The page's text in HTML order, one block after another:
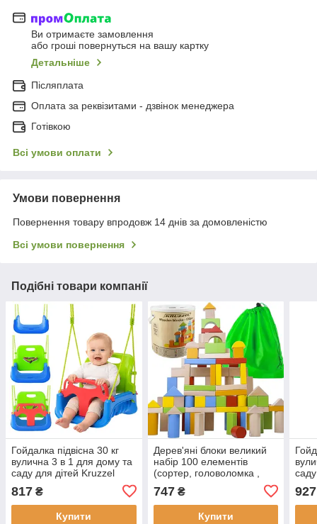
Ви отримаєте замовлення
або гроші повернуться на вашу картку
Детальніше
Післяплата
Оплата за реквізитами - дзвінок менеджера
Готівкою
Всі умови оплати
Умови повернення
Повернення товару впродовж 14 днів за домовленістю
Всі умови повернення
Подібні товари компанії
Гойдалка підвісна 30 кг
вулична 3 в 1 для дому та
саду для дітей Kruzzel
817 ₴
Купити
Дерев'яні блоки великий
набір 100 елементів
(сортер, головоломка ,
747₴
Купити
927